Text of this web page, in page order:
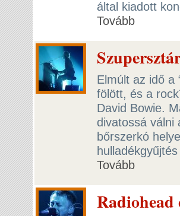
által kiadott
Tovább
Elmúlt az idő a
fölött, és a
David Bowie.
divatossá válni
bőrszerkó
Tovább
Radiohead